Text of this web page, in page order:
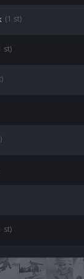
(1 st)
st)
st)